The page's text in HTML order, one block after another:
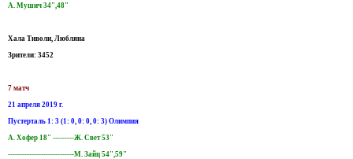
А. Мушич 34",48"
Хала Тиволи, Любляна
Зрители: 3452
7 матч
21 апреля 2019 г.
Пустерталь 1: 3 (1: 0, 0: 0, 0: 3) Олимпия
А. Хофер 18" ---------Ж. Свет 53"
----------------------------М. Зайц 54",59"